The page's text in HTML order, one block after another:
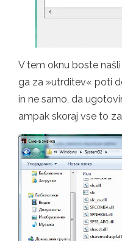
V tem oknu boste
ga za »utrditev« poti
in ne samo, da
ampak skoraj vse to